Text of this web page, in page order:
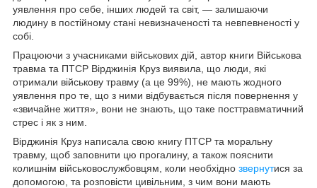
уявлення про себе, інших людей та світ, — залишаючи
людину в постійному стані невизначеності та невпевненості у
собі.
Працюючи з учасниками військових дій, автор книги Військова
травма та ПТСР Вірджинія Круз виявила, що люди, які
отримали військову травму (а це 99%), не мають жодного
уявлення про те, що з ними відбувається після повернення у
«звичайне життя», вони не знають, що таке посттравматичний
стрес і як з ним.
Вірджинія Круз написала свою книгу ПТСР та моральну
травму, щоб заповнити цю прогалину, а також пояснити
колишнім військовослужбовцям, коли необхідно звернутися за
допомогою, та розповісти цивільним, з чим вони мають